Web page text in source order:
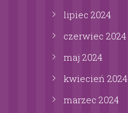
lipiec 2024
czerwiec 2024
maj 2024
kwiecień 2024
marzec 2024